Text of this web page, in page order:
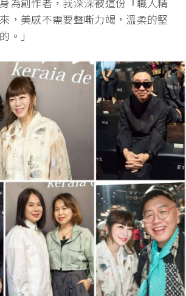
，美感不需要聲嘶力竭，溫柔的堅
。」